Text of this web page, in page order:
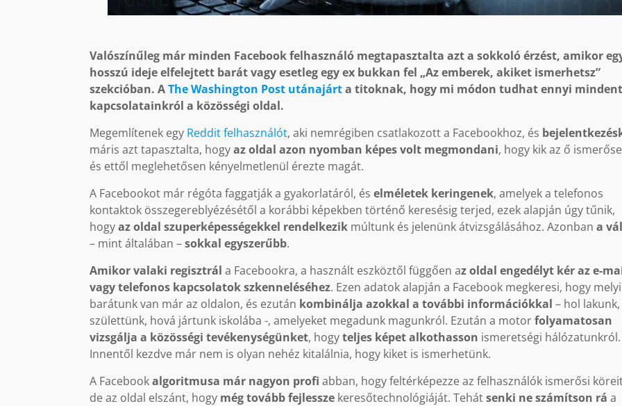
Valószínűleg már minden Facebook felhasználó megtapasztalta azt a sokkoló érzést, amikor
hosszú ideje elfelejtett barát vagy esetleg egy ex bukkan fel „Az emberek, akiket ismerhetsz”
szekcióban. AThe Washington Post utánajárta titoknak, hogy mi módon tudhat ennyi
kapcsolatainkról a közösségi oldal.
Megemlítenek egy Reddit felhasználót, aki nemrégiben csatlakozott a Facebookhoz, és
máris azt tapasztalta, hogyaz oldal azon nyomban képes volt megmondani, hogy kik az ő
és ettől meglehetősen kényelmetlenül érezte magát.
A Facebookot már régóta faggatják a gyakorlatáról, éselméletek keringenek, amelyek a telefonos
kontaktok összegereblyézésétől a korábbi képekben történő keresésig terjed, ezek alapján úgy tűnik,
hogyaz oldal szuperképességekkel rendelkezik múltunk és jelenünk átvizsgálásához. Azonban a
– mint általában –sokkal egyszerűbb.
Amikor valaki regisztrál a Facebookra, a használt eszköztől függően az oldal engedélyt kér az e-
vagy telefonos kapcsolatok szkenneléséhez. Ezen adatok alapján a Facebook megkeresi, hogy
barátunk van már az oldalon, és ezután kombinálja azokkal a további információkkal – hol
születtünk, hová jártunk iskolába -, amelyeket megadunk magunkról. Ezután a motorfolyamatosan
vizsgálja a közösségi tevékenységünket, hogyteljes képet alkothasson ismeretségi hálózatunkról.
Innentől kezdve már nem is olyan nehéz kitalálnia, hogy kiket is ismerhetünk.
A Facebookalgoritmusa már nagyon profi abban, hogy feltérképezze az felhasználók ismerősi
de az oldal elszánt, hogy még tovább fejlessze keresőtechnológiáját. Tehátsenki ne számítson rá a